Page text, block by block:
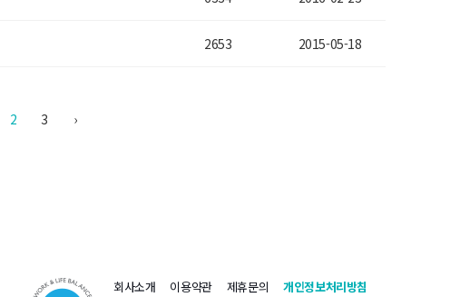
2653 2015-05-18
2 3 ›
회사소개 이용약관 제휴문의 개인정보처리방침